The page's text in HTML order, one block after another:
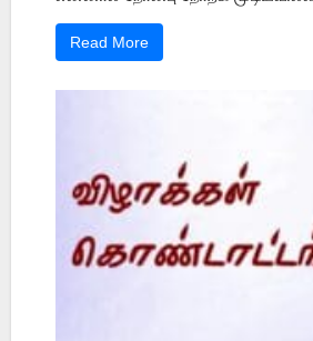
Read More